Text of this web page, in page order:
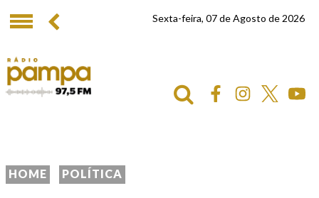
Sexta-feira, 07 de Agosto de 2026
HOME POLÍTICA